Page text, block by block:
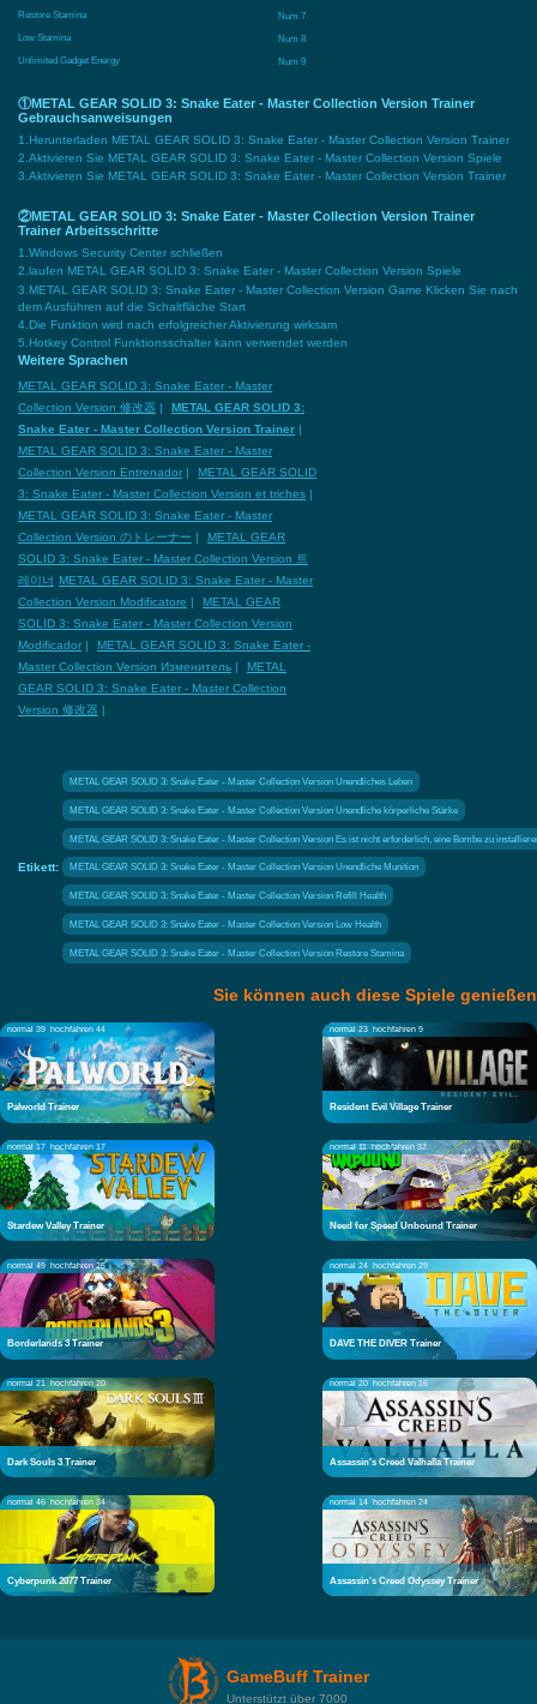
Restore Stamina
Num 7
Low Stamina
Num 8
Unlimited Gadget Energy
Num 9
①METAL GEAR SOLID 3: Snake Eater - Master Collection Version Trainer
Gebrauchsanweisungen
1.Herunterladen METAL GEAR SOLID 3: Snake Eater - Master Collection Version Trainer
2.Aktivieren Sie METAL GEAR SOLID 3: Snake Eater - Master Collection Version Spiele
3.Aktivieren Sie METAL GEAR SOLID 3: Snake Eater - Master Collection Version Trainer
②METAL GEAR SOLID 3: Snake Eater - Master Collection Version Trainer
Trainer Arbeitsschritte
1.Windows Security Center schließen
2.laufen METAL GEAR SOLID 3: Snake Eater - Master Collection Version Spiele
3.METAL GEAR SOLID 3: Snake Eater - Master Collection Version Game Klicken Sie nach
dem Ausführen auf die Schaltfläche Start
4.Die Funktion wird nach erfolgreicher Aktivierung wirksam
5.Hotkey Control Funktionsschalter kann verwendet werden
Weitere Sprachen
METAL GEAR SOLID 3: Snake Eater - Master
Collection Version 修改器 |
METAL GEAR SOLID 3:
Snake Eater - Master Collection Version Trainer |
METAL GEAR SOLID 3: Snake Eater - Master
Collection Version Entrenador |
METAL GEAR SOLID
3: Snake Eater - Master Collection Version et triches |
METAL GEAR SOLID 3: Snake Eater - Master
Collection Version のトレーナー |
METAL GEAR
SOLID 3: Snake Eater - Master Collection Version 트
레이너 METAL GEAR SOLID 3: Snake Eater - Master
Collection Version Modificatore |
METAL GEAR
SOLID 3: Snake Eater - Master Collection Version
Modificador |
METAL GEAR SOLID 3: Snake Eater -
Master Collection Version Изменитель |
METAL
GEAR SOLID 3: Snake Eater - Master Collection
Version 修改器 |
Etikett:
METAL GEAR SOLID 3: Snake Eater - Master Collection Version Unendliches Leben
METAL GEAR SOLID 3: Snake Eater - Master Collection Version Unendliche körperliche Stärke
METAL GEAR SOLID 3: Snake Eater - Master Collection Version Es ist nicht erforderlich, eine Bombe zu
METAL GEAR SOLID 3: Snake Eater - Master Collection Version Unendliche Munition
METAL GEAR SOLID 3: Snake Eater - Master Collection Version Refill Health
METAL GEAR SOLID 3: Snake Eater - Master Collection Version Low Health
METAL GEAR SOLID 3: Snake Eater - Master Collection Version Restore Stamina
Sie können auch diese Spiele genießen
normal 39 hochfahren 44
Palworld Trainer
normal 23 hochfahren 9
Resident Evil Village Trainer
normal 17 hochfahren 17
Stardew Valley Trainer
normal 11 hochfahren 32
Need for Speed Unbound Trainer
normal 49 hochfahren 25
Borderlands 3 Trainer
normal 24 hochfahren 29
DAVE THE DIVER Trainer
normal 21 hochfahren 20
Dark Souls 3 Trainer
normal 20 hochfahren 16
Assassin's Creed Valhalla Trainer
normal 46 hochfahren 34
Cyberpunk 2077 Trainer
normal 14 hochfahren 24
Assassin's Creed Odyssey Trainer
GameBuff Trainer
Unterstützt über 7000